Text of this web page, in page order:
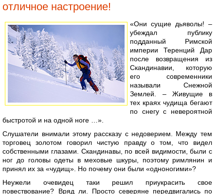
отличное настроение!
«Они сущие дьяволы! –
убеждал публику
подданный Римской
империи Теренций Дар
после возвращения из
Скандинавии, которую
его современники
называли Снежной
Землей. – Живущие в
тех краях чудища бегают
по снегу с невероятной
быстротой и на одной ноге …».
Слушатели внимали этому рассказу с недоверием. Между тем
торговец золотом говорил чистую правду о том, что видел
собственными глазами. Скандинавы, по всей видимости, были с
ног до головы одеты в меховые шкуры, поэтому римлянин и
принял их за «чудищ». Но почему они были «одноногими»?
Неужели очевидец таки решил приукрасить свое
повествование? Вряд ли. Просто северяне передвигались по